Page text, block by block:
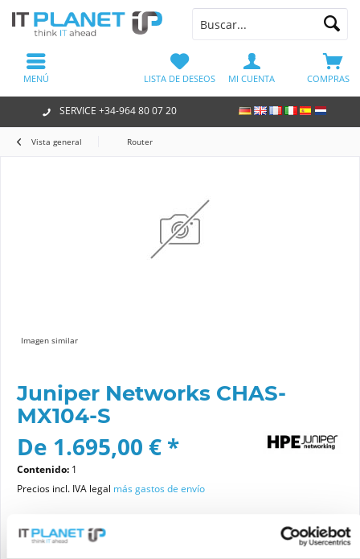
SERVICE +34-964 80 07 20
COMPRAS
LISTA DE DESEOS MI CUENTA
MENÚ
Vista general Router
Imagen similar
Juniper Networks CHAS-
MX104-S
De 1.695,00 € *
Contenido: 1
Precios incl. IVA legal más gastos de envío
Por favor elige una variante